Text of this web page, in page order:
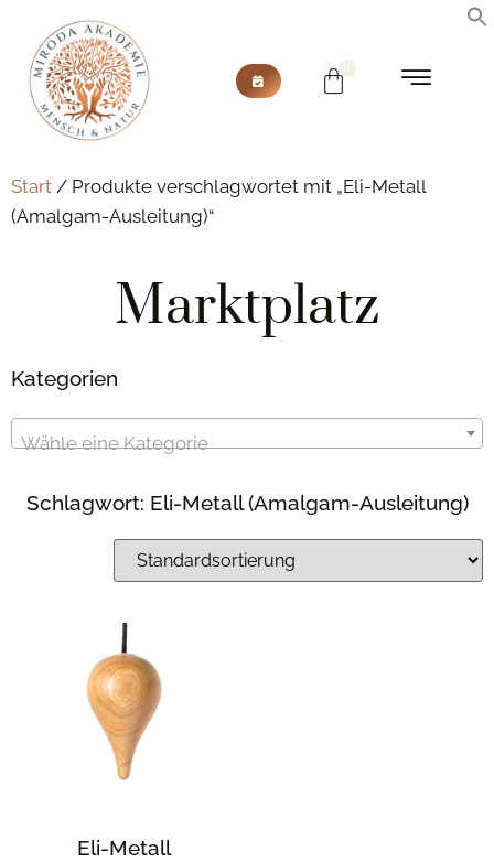
Start / Produkte verschlagwortet mit „Eli-Metall
(Amalgam-Ausleitung)“
Marktplatz
Kategorien
Wähle eine Kategorie
Schlagwort: Eli-Metall (Amalgam-Ausleitung)
Eli-Metall